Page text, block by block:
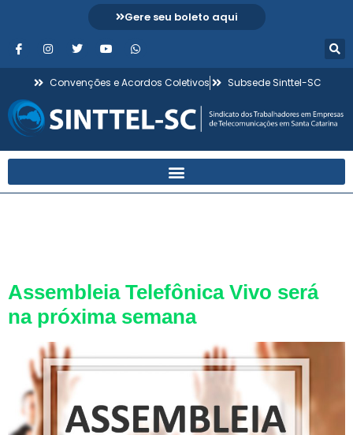
Gere seu boleto aqui
Convenções e Acordos Coletivos Subsede Sinttel-SC
Assembleia Telefônica Vivo será
na próxima semana